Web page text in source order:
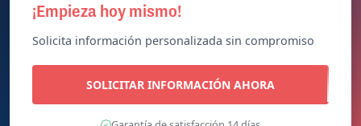
¡Empieza hoy mismo!
Solicita información personalizada sin compromiso
SOLICITAR INFORMACIÓN AHORA